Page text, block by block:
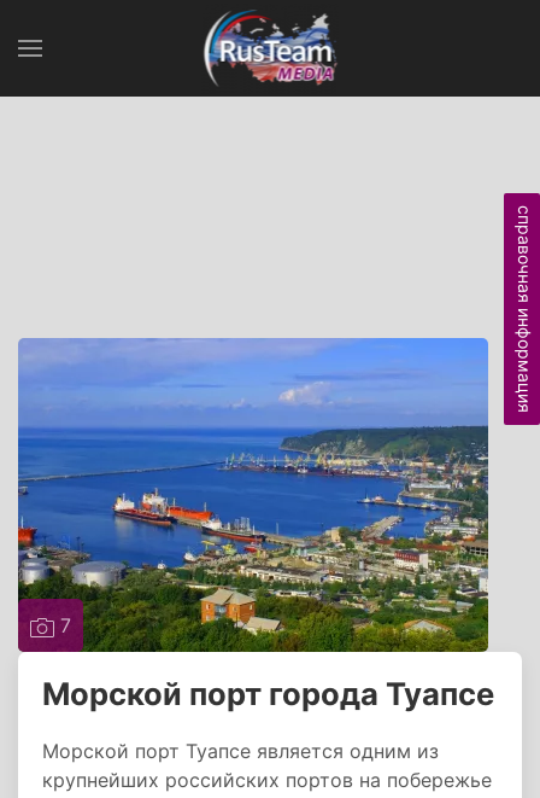
7
Морской порт города Туапсе
Морской порт Туапсе является одним из
крупнейших российских портов на побережье
справочная информация